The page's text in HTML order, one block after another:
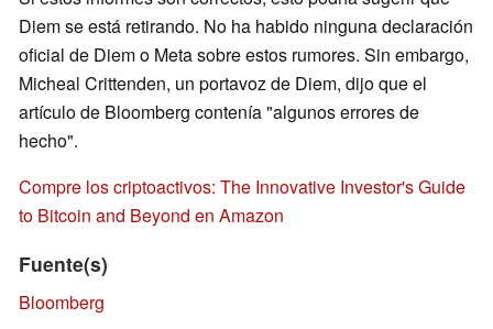
Diem se está retirando. No ha habido ninguna declaración
oficial de Diem o Meta sobre estos rumores. Sin embargo,
Micheal Crittenden, un portavoz de Diem, dijo que el
artículo de Bloomberg contenía "algunos errores de
hecho".
Compre los criptoactivos: The Innovative Investor's Guide
to Bitcoin and Beyond en Amazon
Fuente(s)
Bloomberg